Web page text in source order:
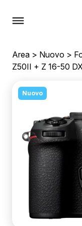
Area > Nuovo >
Z50II + Z 16-50
Nuovo